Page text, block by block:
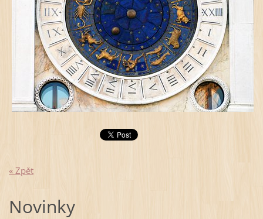
« Zpět
Novinky